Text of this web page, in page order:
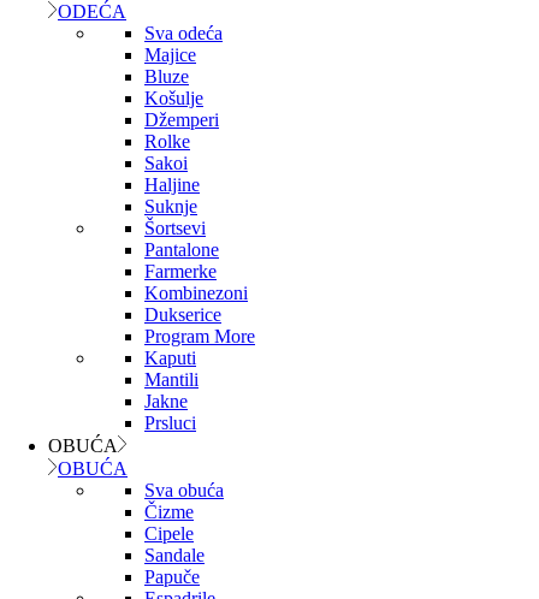
ODEĆA
Sva odeća
Majice
Bluze
Košulje
Džemperi
Rolke
Sakoi
Haljine
Suknje
Šortsevi
Pantalone
Farmerke
Kombinezoni
Dukserice
Program More
Kaputi
Mantili
Jakne
Prsluci
OBUĆA
OBUĆA
Sva obuća
Čizme
Cipele
Sandale
Papuče